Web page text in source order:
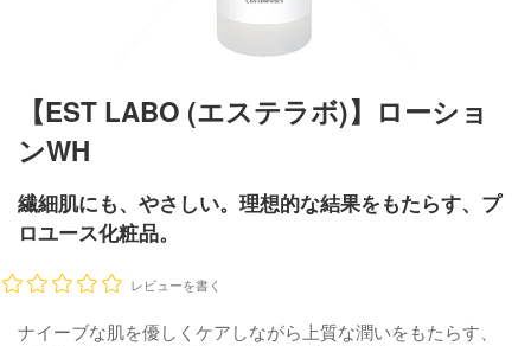
【EST LABO (エステラボ)】ローショ
ンWH
繊細肌にも、やさしい。理想的な結果をもたらす、プ
ロユース化粧品。
レビューを書く
ナイーブな肌を優しくケアしながら上質な潤いをもたらす、